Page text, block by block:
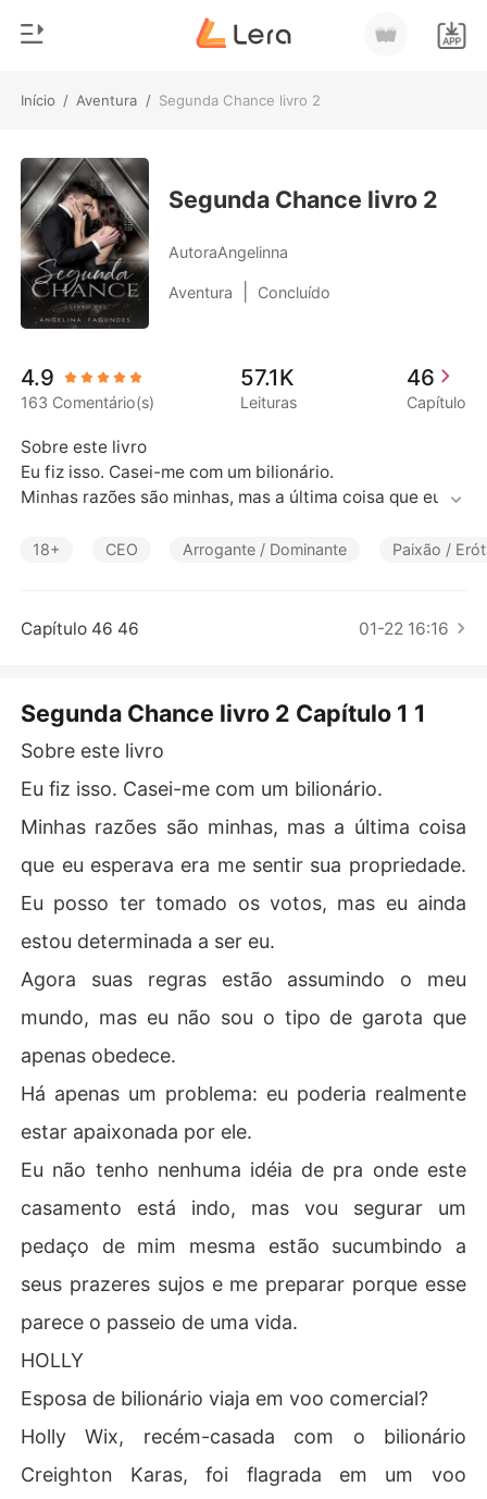
Início / Aventura / Segunda Chance livro 2
Loja
Histórico
Sair
Baixar App
Gênero
Moderno
Lobisomem
Contos
Bilionários
Contos Curtos
Segunda Chance livro 2
AutoraAngelinna
Aventura Concluído
4.9
163 Comentário(s)
57.1K
Leituras
46
Capítulo
Sobre este livro
Eu fiz isso. Casei-me com um bilionário.
Minhas razões são minhas, mas a última coisa que eu es
ado os votos, mas eu ainda estou determinada a ser eu.
Há apenas um problema: eu poderia realmente estar ap
a estão sucumbindo a seus prazeres sujos e me prepara
r porque esse parece o passeio de uma vida.
18+ CEO Arrogante / Dominante Paixão /
Capítulo 46 46 01-22 16:16
Segunda Chance livro 2 Capítulo 1 1
Sobre este livro
Eu fiz isso. Casei-me com um bilionário.
Minhas razões são minhas, mas a última coisa
que eu esperava era me sentir sua propriedade.
Eu posso ter tomado os votos, mas eu ainda
estou determinada a ser eu.
Agora suas regras estão assumindo o meu
mundo, mas eu não sou o tipo de garota que
apenas obedece.
Há apenas um problema: eu poderia realmente
estar apaixonada por ele.
Eu não tenho nenhuma idéia de pra onde este
casamento está indo, mas vou segurar um
pedaço de mim mesma estão sucumbindo a
seus prazeres sujos e me preparar porque esse
parece o passeio de uma vida.
HOLLY
Esposa de bilionário viaja em voo comercial?
Holly Wix, recém-casada com o bilionário
Creighton Karas, foi flagrada em um voo